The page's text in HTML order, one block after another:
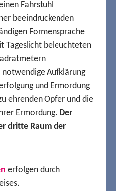
Fahrstuhl
beeindruckenden
Formensprache
Tageslicht beleuchteten
Aufklärung
und Ermordung
ehrenden Opfer und die
Ermordung. Der
dritte Raum der
erfolgen durch